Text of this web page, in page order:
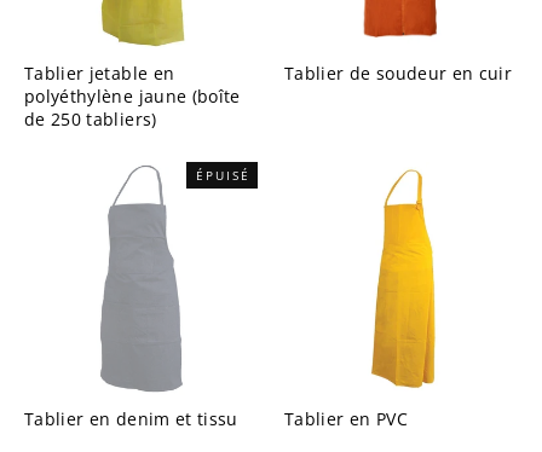
Tablier jetable en
polyéthylène jaune (boîte
de 250 tabliers)
Tablier de soudeur en cuir
ÉPUISÉ
Tablier en denim et tissu Tablier en PVC